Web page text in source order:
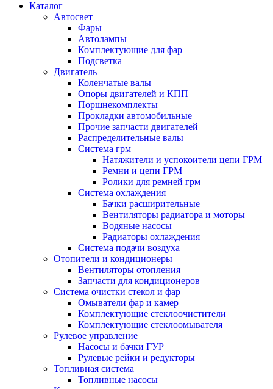
Каталог
Автосвет
Фары
Автолампы
Комплектующие для фар
Подсветка
Двигатель
Коленчатые валы
Опоры двигателей и КПП
Поршнекомплекты
Прокладки автомобильные
Прочие запчасти двигателей
Распределительные валы
Система грм
Натяжители и успокоители цепи ГРМ
Ремни и цепи ГРМ
Ролики для ремней грм
Система охлаждения
Бачки расширительные
Вентиляторы радиатора и моторы
Водяные насосы
Радиаторы охлаждения
Система подачи воздуха
Отопители и кондиционеры
Вентиляторы отопления
Запчасти для кондиционеров
Система очистки стекол и фар
Омыватели фар и камер
Комплектующие стеклоочистители
Комплектующие стеклоомывателя
Рулевое управление
Насосы и бачки ГУР
Рулевые рейки и редукторы
Топливная система
Топливные насосы